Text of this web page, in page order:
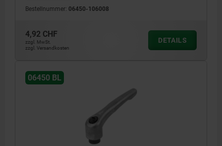
Bestellnummer: 06450-106008
4,92 CHF
zzgl. MwSt.
zzgl. Versandkosten
DETAILS
06450 BL